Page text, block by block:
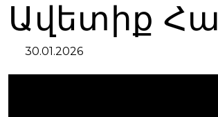
Ավետիք
30.01.2026